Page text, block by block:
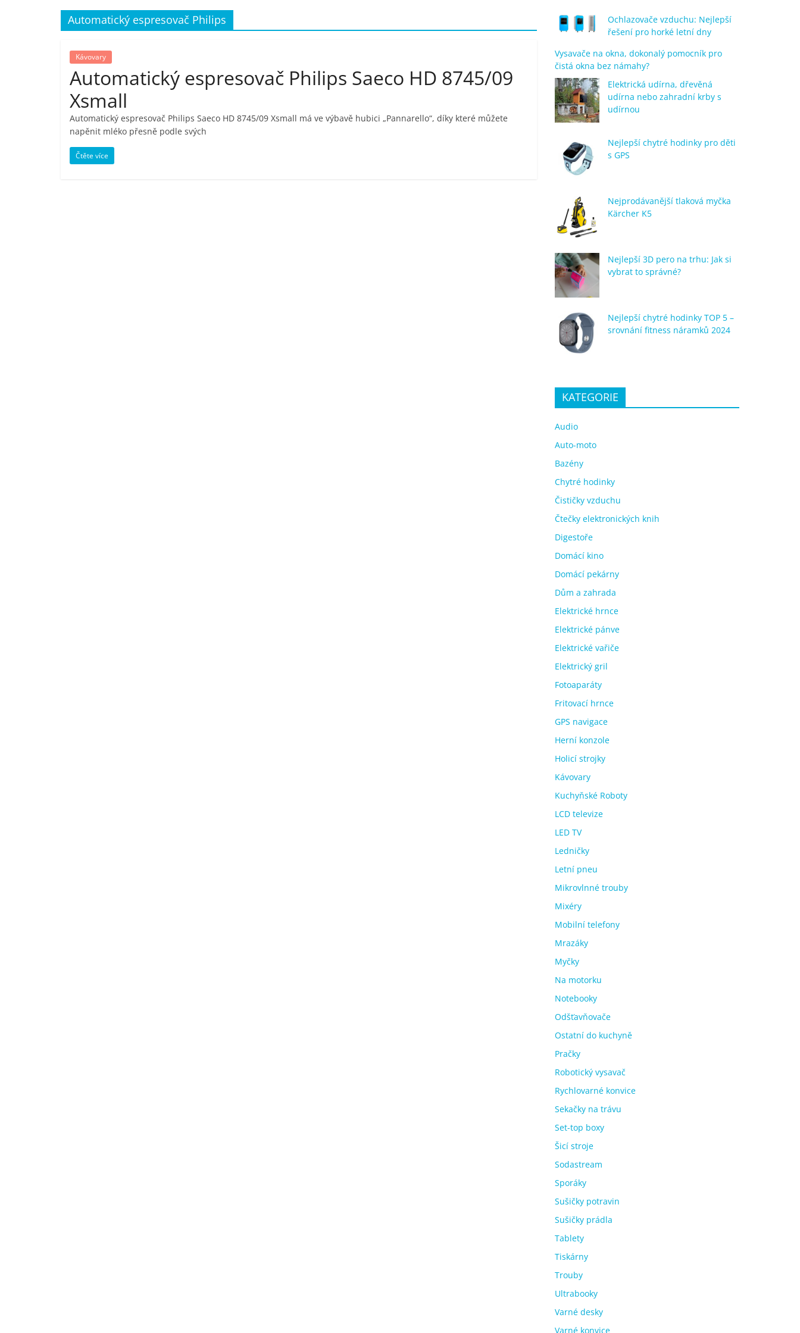
porovnání,
pračky,
televize,
notebooky,
mobilní
Automatický espresovač Philips
Kávovary
Automatický espresovač Philips Saeco HD 8745/09
Xsmall
Automatický espresovač Philips Saeco HD 8745/09 Xsmall má ve výbavě hubici „Pannarello“, díky které můžete
napěnit mléko přesně podle svých
Čtěte více
Ochlazovače vzduchu: Nejlepší
řešení pro horké letní dny
Vysavače na okna, dokonalý pomocník pro
čistá okna bez námahy?
Elektrická udírna, dřevěná
udírna nebo zahradní krby s
udírnou
Nejlepší chytré hodinky pro děti
s GPS
Nejprodávanější tlaková myčka
Kärcher K5
Nejlepší 3D pero na trhu: Jak si
vybrat to správné?
Nejlepší chytré hodinky TOP 5 –
srovnání fitness náramků 2024
KATEGORIE
Audio
Auto-moto
Bazény
Chytré hodinky
Čističky vzduchu
Čtečky elektronických knih
Digestoře
Domácí kino
Domácí pekárny
Dům a zahrada
Elektrické hrnce
Elektrické pánve
Elektrické vařiče
Elektrický gril
Fotoaparáty
Fritovací hrnce
GPS navigace
Herní konzole
Holicí strojky
Kávovary
Kuchyňské Roboty
LCD televize
LED TV
Ledničky
Letní pneu
Mikrovlnné trouby
Mixéry
Mobilní telefony
Mrazáky
Myčky
Na motorku
Notebooky
Odšťavňovače
Ostatní do kuchyně
Pračky
Robotický vysavač
Rychlovarné konvice
Sekačky na trávu
Set-top boxy
Šicí stroje
Sodastream
Sporáky
Sušičky potravin
Sušičky prádla
Tablety
Tiskárny
Trouby
Ultrabooky
Varné desky
Varné konvice